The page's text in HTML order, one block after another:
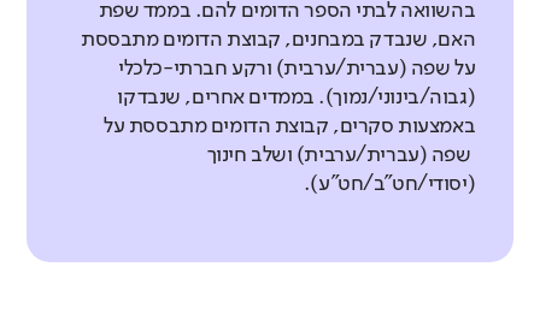
בהשוואה לבתי הספר הדומים להם. בממד שפת
האם, שנבדק במבחנים, קבוצת הדומים מתבססת
על שפה (עברית/ערבית) ורקע חברתי-כלכלי
(גבוה/בינוני/נמוך). בממדים אחרים, שנבדקו
באמצעות סקרים, קבוצת הדומים מתבססת על
שפה (עברית/ערבית) ושלב חינוך
(יסודי/חט"ב/חט"ע).